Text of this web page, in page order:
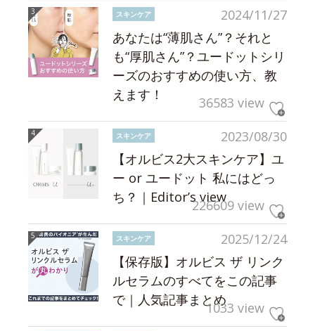
2024/11/27
スキンケア
あなたは“薄肌さん”？それと
も“厚肌さん”？ユードットシリ
ーズのおすすめの使い方、教
えます！
36583 view
2023/08/30
スキンケア
【オルビス2大スキンケア】ユ
ー or ユードット 私にはどっ
ち？｜Editor’s view226609 view
2025/12/24
スキンケア
【保存版】オルビス ザ リンク
ルセラムのすべてをこの記事
で｜人気記事まとめ1033 view